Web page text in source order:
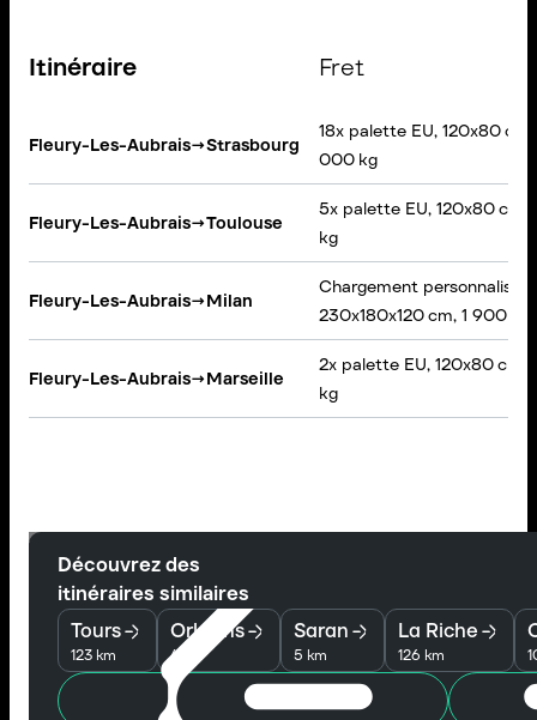
Itinéraire Fret
Fleury-Les-Aubrais→Strasbourg
18x palette EU, 120x80 cm,
000 kg
Fleury-Les-Aubrais→Toulouse
5x palette EU, 120x80 cm,
kg
Fleury-Les-Aubrais→Milan
Chargement personnalisé,
230x180x120 cm, 1 900 kg
Fleury-Les-Aubrais→Marseille
2x palette EU, 120x80 cm,
kg
Découvrez des
itinéraires similaires
Tours
123 km
Orleans
4 km
Saran
5 km
La Riche
126 km